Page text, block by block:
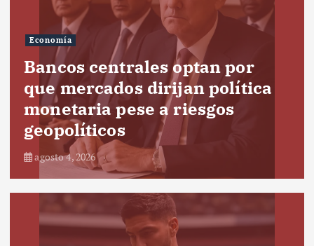
Economía
Bancos centrales optan por
que mercados dirijan política
monetaria pese a riesgos
geopolíticos
agosto 4, 2026